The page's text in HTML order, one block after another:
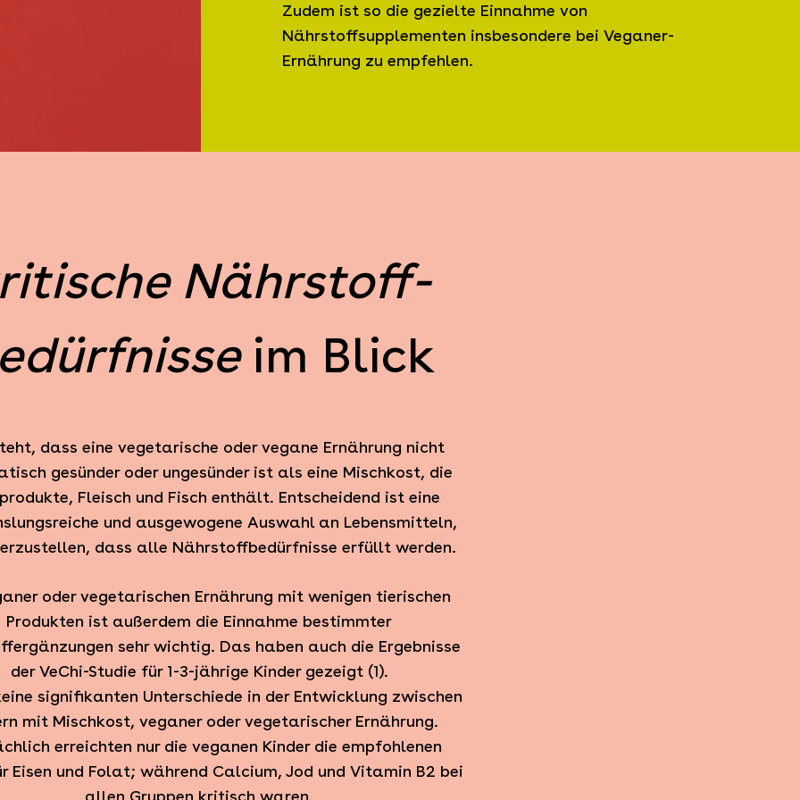
Zudem ist so die gezielte Einnahme von
Nährstoffsupplementen insbesondere bei Veganer-
Ernährung zu empfehlen.
Nährstoff-
im Blick
dass eine vegetarische oder vegane Ernährung nicht
gesünder oder ungesünder ist als eine Mischkost, die
Fleisch und Fisch enthält. Entscheidend ist eine
und ausgewogene Auswahl an Lebensmitteln,
dass alle Nährstoffbedürfnisse erfüllt werden.
oder vegetarischen Ernährung mit wenigen tierischen
Produkten ist außerdem die Einnahme bestimmter
sehr wichtig. Das haben auch die Ergebnisse
der VeChi-Studie für 1-3-jährige Kinder gezeigt (1).
signifikanten Unterschiede in der Entwicklung zwischen
mit Mischkost, veganer oder vegetarischer Ernährung.
erreichten nur die veganen Kinder die empfohlenen
Eisen und Folat; während Calcium, Jod und Vitamin B2 bei
allen Gruppen kritisch waren.